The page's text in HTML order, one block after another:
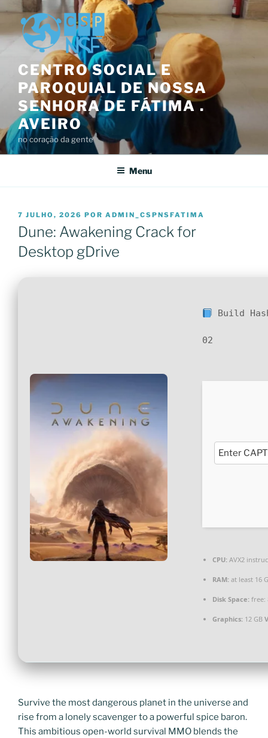
Saltar
o
conteúdo
CENTRO SOCIAL E
PAROQUIAL DE NOSSA
SENHORA DE FÁTIMA .
AVEIRO
no coração da gente
Menu
PUBLICADO
EM
7 JULHO, 2026 POR ADMIN_CSPNSFATIMA
Dune: Awakening Crack for
Desktop gDrive
Build
02
CPU: AVX2
RAM: at least 16
Disk Space: free:
Graphics: 12 GB
Survive the most dangerous planet in the universe and
rise from a lonely scavenger to a powerful spice baron.
This ambitious open-world survival MMO blends the